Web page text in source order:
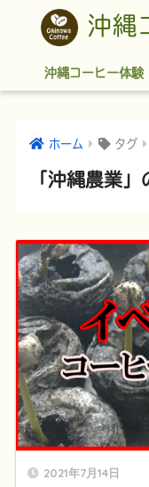
沖縄
沖縄コーヒー体験
ホーム タグ
「沖縄農業
2021年7月14日